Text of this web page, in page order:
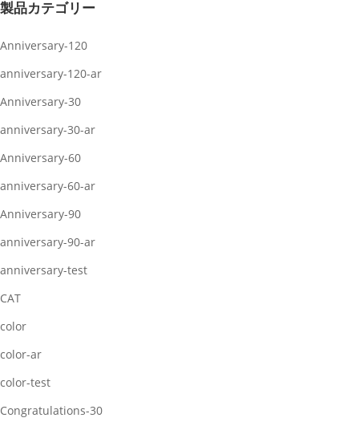
製品カテゴリー
Anniversary-120
anniversary-120-ar
Anniversary-30
anniversary-30-ar
Anniversary-60
anniversary-60-ar
Anniversary-90
anniversary-90-ar
anniversary-test
CAT
color
color-ar
color-test
Congratulations-30